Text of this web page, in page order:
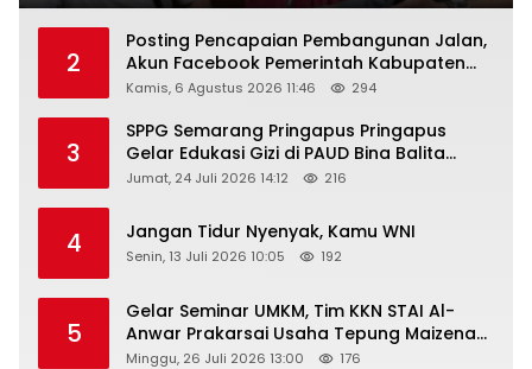
2
Posting Pencapaian Pembangunan Jalan,
Akun Facebook Pemerintah Kabupaten
Rembang “Dirujak” Warganet
Kamis, 6 Agustus 2026 11:46 294
3
SPPG Semarang Pringapus Pringapus
Gelar Edukasi Gizi di PAUD Bina Balita
Peringati Hari Anak Nasional 2026
Jumat, 24 Juli 2026 14:12 216
4 Jangan Tidur Nyenyak, Kamu WNI
Senin, 13 Juli 2026 10:05 192
5
Gelar Seminar UMKM, Tim KKN STAI Al-
Anwar Prakarsai Usaha Tepung Maizena
di Logung
Minggu, 26 Juli 2026 13:00 176